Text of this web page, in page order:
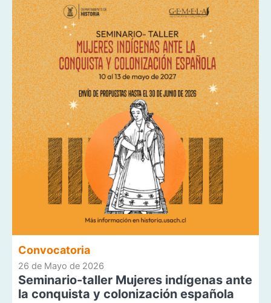
Convocatoria
26 de Mayo de 2026
Seminario-taller Mujeres indígenas ante
la conquista y colonización española